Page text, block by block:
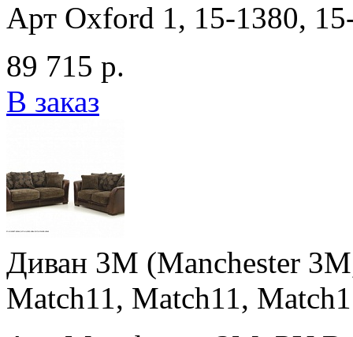
Арт Oxford 1, 15-1380,
89 715 р.
В заказ
Диван 3M (Manchester
Match11, Match11,